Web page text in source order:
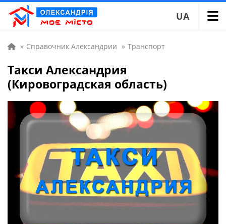
UA
» Справочник Александрии » Транспорт
Такси Александрия
(Кировоградская область)